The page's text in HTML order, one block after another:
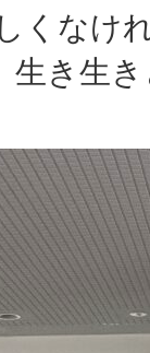
くなけ
生き生